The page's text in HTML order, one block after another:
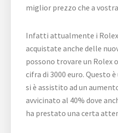
miglior prezzo che a
Infatti attualmente i
acquistate anche delle
possono trovare un Rolex
cifra di 3000 euro. Questo
si è assistito ad un
avvicinato al 40% dove
ha prestato una certa